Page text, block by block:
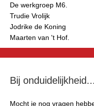
De werkgroep M6.
Trudie Vrolijk
Jodrike de Koning
Maarten van 't Hof.
Bij onduidelijkheid...
Mocht je nog vragen